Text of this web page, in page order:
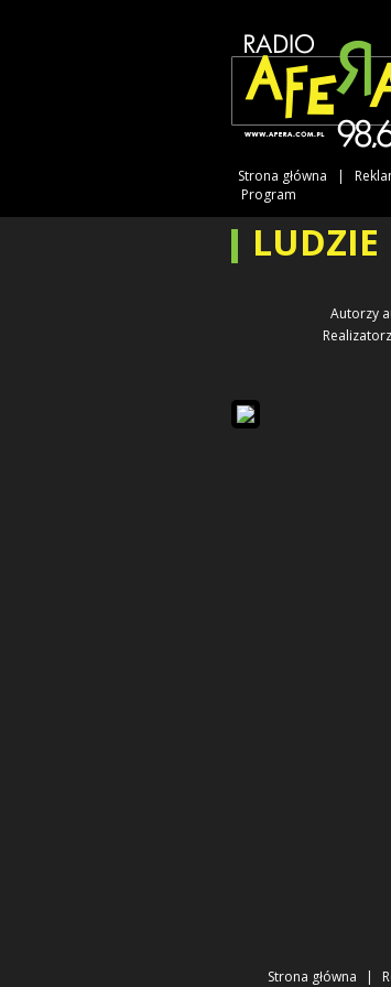
Strona główna
Program
LUDZIE
Autorzy
Strona główna